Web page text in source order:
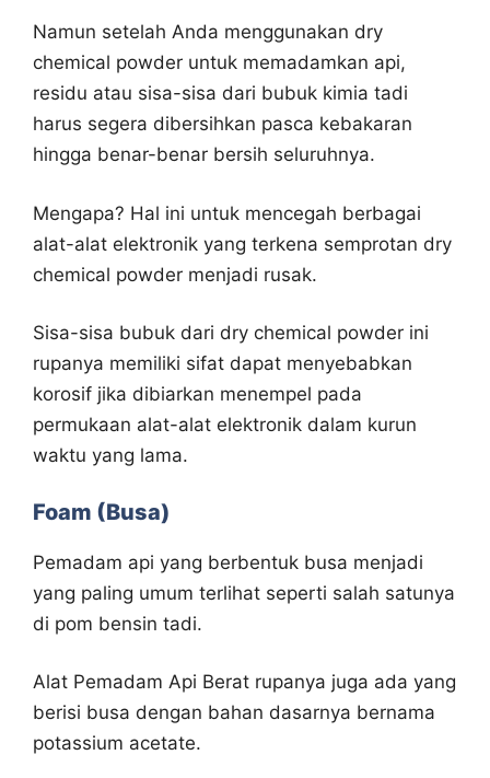
Namun setelah Anda menggunakan dry
chemical powder untuk memadamkan api,
residu atau sisa-sisa dari bubuk kimia tadi
harus segera dibersihkan pasca kebakaran
hingga benar-benar bersih seluruhnya.
Mengapa? Hal ini untuk mencegah berbagai
alat-alat elektronik yang terkena semprotan dry
chemical powder menjadi rusak.
Sisa-sisa bubuk dari dry chemical powder ini
rupanya memiliki sifat dapat menyebabkan
korosif jika dibiarkan menempel pada
permukaan alat-alat elektronik dalam kurun
waktu yang lama.
Foam (Busa)
Pemadam api yang berbentuk busa menjadi
yang paling umum terlihat seperti salah satunya
di pom bensin tadi.
Alat Pemadam Api Berat rupanya juga ada yang
berisi busa dengan bahan dasarnya bernama
potassium acetate.